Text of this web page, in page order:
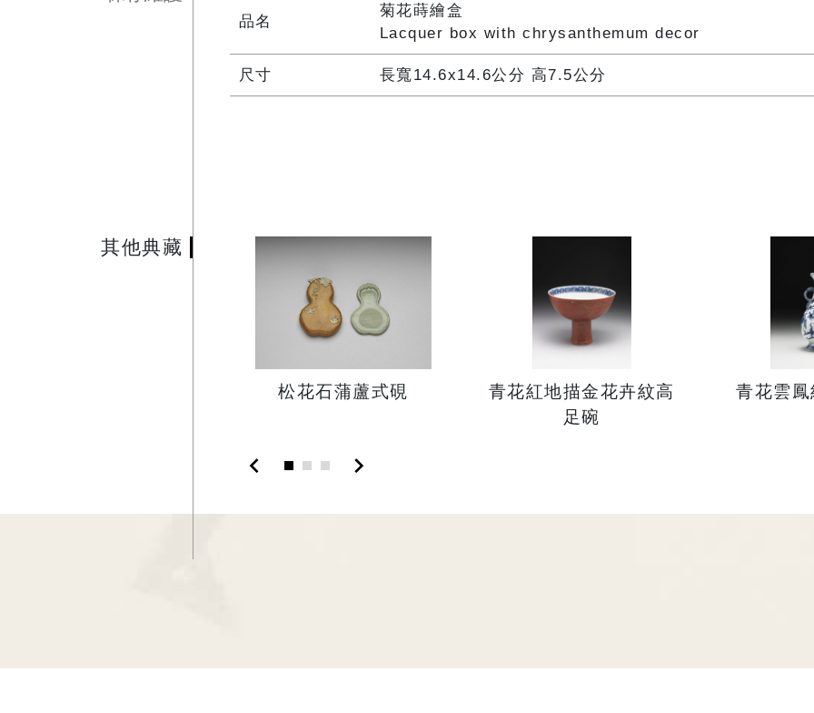
品名
菊花蒔繪盒
Lacquer box with chrysanthemum decor
尺寸 長寬14.6x14.6公分 高7.5公分
其他典藏
松花石蒲蘆式硯
青花紅地描金花卉紋高
足碗
青花雲
chevron_left chevron_right